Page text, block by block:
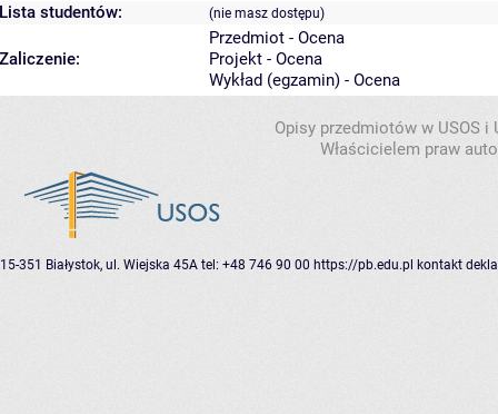
Lista studentów:
(nie masz dostępu)
Zaliczenie:
Przedmiot - Ocena
Projekt - Ocena
Wykład (egzamin) - Ocena
Opisy przedmiotów w USOS
Właścicielem praw
15-351 Białystok, ul. Wiejska 45A tel: +48 746 90 00 https://pb.edu.pl kontakt